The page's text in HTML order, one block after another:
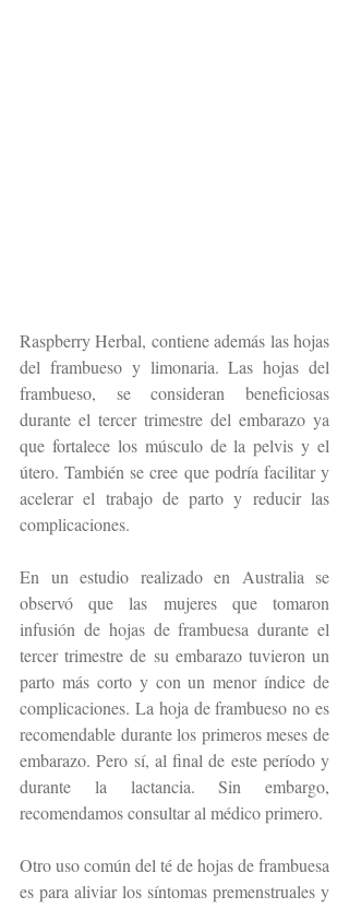
Raspberry Herbal, contiene además las hojas
del frambueso y limonaria. Las hojas del
frambueso, se consideran beneficiosas
durante el tercer trimestre del embarazo ya
que fortalece los músculo de la pelvis y el
útero. También se cree que podría facilitar y
acelerar el trabajo de parto y reducir las
complicaciones.
En un estudio realizado en Australia se
observó que las mujeres que tomaron
infusión de hojas de frambuesa durante el
tercer trimestre de su embarazo tuvieron un
parto más corto y con un menor índice de
complicaciones. La hoja de frambueso no es
recomendable durante los primeros meses de
embarazo. Pero sí, al final de este período y
durante la lactancia. Sin embargo,
recomendamos consultar al médico primero.
Otro uso común del té de hojas de frambuesa
es para aliviar los síntomas premenstruales y